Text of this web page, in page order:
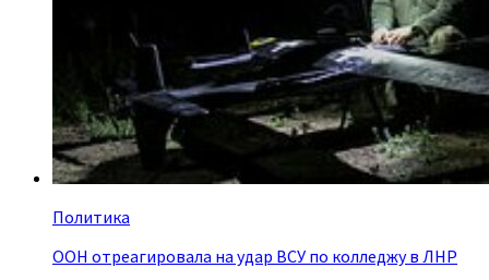
Политика
ООН отреагировала на удар ВСУ по колледжу в ЛНР